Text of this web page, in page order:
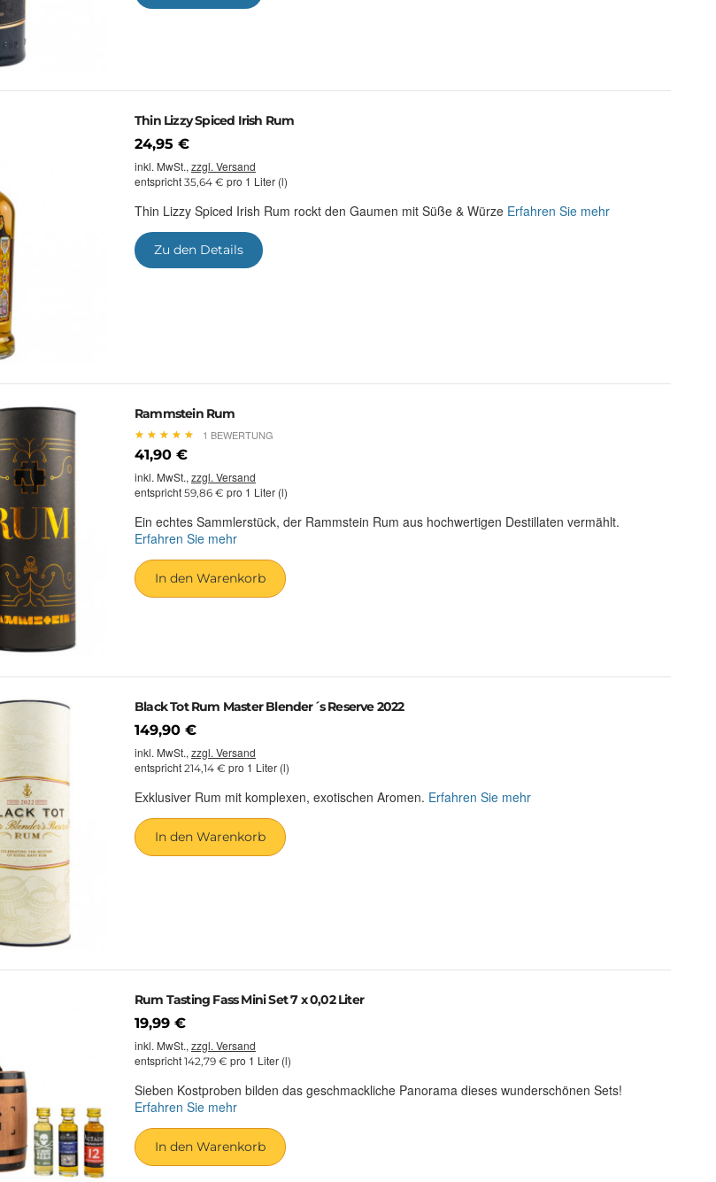
Thin Lizzy Spiced Irish Rum
24,95 €
inkl. MwSt., zzgl. Versand
entspricht 35,64 € pro 1 Liter (l)
Thin Lizzy Spiced Irish Rum rockt den Gaumen mit Süße & Würze Erfahren Sie mehr
Zu den Details
Rammstein Rum
★ ★ ★ ★ ★
★ ★ ★ ★ ★ 1 BEWERTUNG
41,90 €
inkl. MwSt., zzgl. Versand
entspricht 59,86 € pro 1 Liter (l)
Ein echtes Sammlerstück, der Rammstein Rum aus hochwertigen Destillaten vermählt.
Erfahren Sie mehr
In den Warenkorb
Black Tot Rum Master Blender´s Reserve 2022
149,90 €
inkl. MwSt., zzgl. Versand
entspricht 214,14 € pro 1 Liter (l)
Exklusiver Rum mit komplexen, exotischen Aromen. Erfahren Sie mehr
In den Warenkorb
Rum Tasting Fass Mini Set 7 x 0,02 Liter
19,99 €
inkl. MwSt., zzgl. Versand
entspricht 142,79 € pro 1 Liter (l)
Sieben Kostproben bilden das geschmackliche Panorama dieses wunderschönen Sets!
Erfahren Sie mehr
In den Warenkorb